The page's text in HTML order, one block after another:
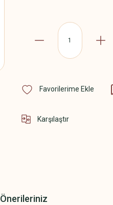
Karşılaştır
Önerileriniz